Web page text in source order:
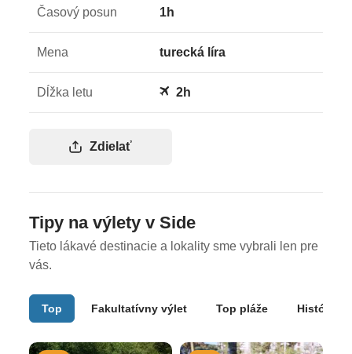
Zdielať
Časový posun 1h
Mena turecká líra
Dĺžka letu 2h
Tipy na výlety v Side
Tieto lákavé destinacie a lokality sme vybrali len pre
vás.
Top Fakultatívny výlet Top pláže História